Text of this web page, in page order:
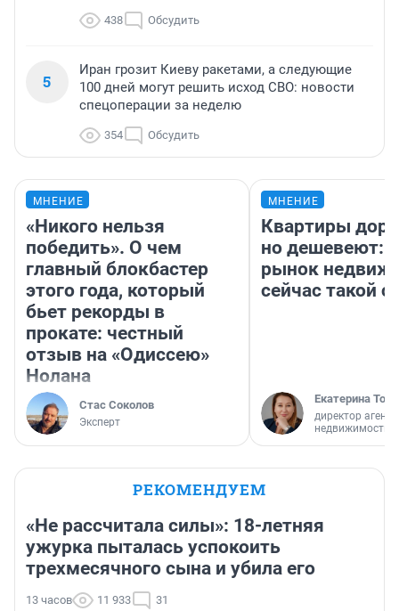
438 Обсудить
5
Иран грозит Киеву ракетами, а следующие
100 дней могут решить исход СВО: новости
спецоперации за неделю
354 Обсудить
МНЕНИЕ
«Никого нельзя
победить». О чем
главный блокбастер
этого года, который
бьет рекорды в
прокате: честный
отзыв на «Одиссею»
Нолана
Стас Соколов
Эксперт
МНЕНИЕ
Квартиры
но дешевеют:
рынок
сейчас такой
Екатерина
директор
недвижимости
РЕКОМЕНДУЕМ
«Не рассчитала силы»: 18-летняя
ужурка пыталась успокоить
трехмесячного сына и убила его
13 часов 11 933 31